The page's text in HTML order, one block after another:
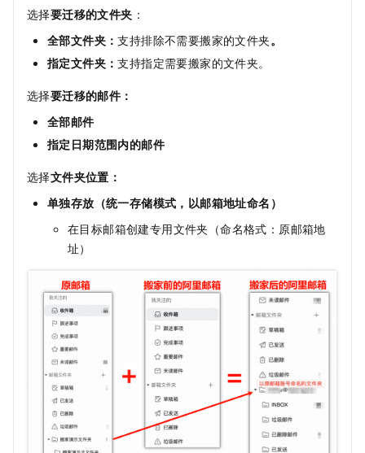
选择要迁移的文件夹 ：
全部文件夹：支持排除不需要搬家的文件夹。
指定文件夹：支持指定需要搬家的文件夹。
选择要迁移的邮件：
全部邮件
指定日期范围内的邮件
选择文件夹位置：
单独存放（统一存储模式，以邮箱地址命名）
在目标邮箱创建专用文件夹（命名格式：原邮箱地
址）